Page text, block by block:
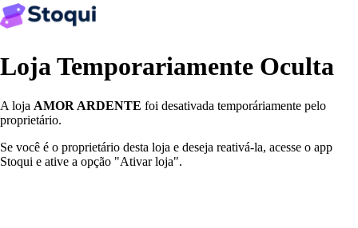
Loja Temporariamente Oculta
A loja AMOR ARDENTE foi desativada temporáriamente pelo
proprietário.
Se você é o proprietário desta loja e deseja reativá-la, acesse o app
Stoqui e ative a opção "Ativar loja".